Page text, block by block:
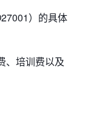
）的具体
、培训费以及